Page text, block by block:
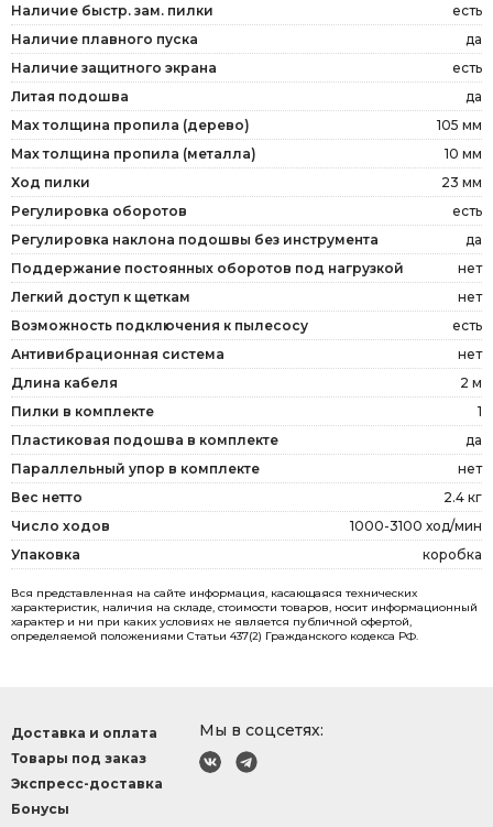
Наличие быстр. зам. пилки
есть
Наличие плавного пуска
да
Наличие защитного экрана
есть
Литая подошва
да
Мах толщина пропила (дерево)
105 мм
Мах толщина пропила (металла)
10 мм
Ход пилки
23 мм
Регулировка оборотов
есть
Регулировка наклона подошвы без инструмента
да
Поддержание постоянных оборотов под нагрузкой
нет
Легкий доступ к щеткам
нет
Возможность подключения к пылесосу
есть
Антивибрационная система
нет
Длина кабеля
2 м
Пилки в комплекте
1
Пластиковая подошва в комплекте
да
Параллельный упор в комплекте
нет
Вес нетто
2.4 кг
Число ходов
1000-3100 ход/мин
Упаковка
коробка
Вся представленная на сайте информация, касающаяся технических
характеристик, наличия на складе, стоимости товаров, носит информационный
характер и ни при каких условиях не является публичной офертой,
определяемой положениями Статьи 437(2) Гражданского кодекса РФ.
Мы в соцсетях:
Доставка и оплата
Товары под заказ
Экспресс-доставка
Бонусы